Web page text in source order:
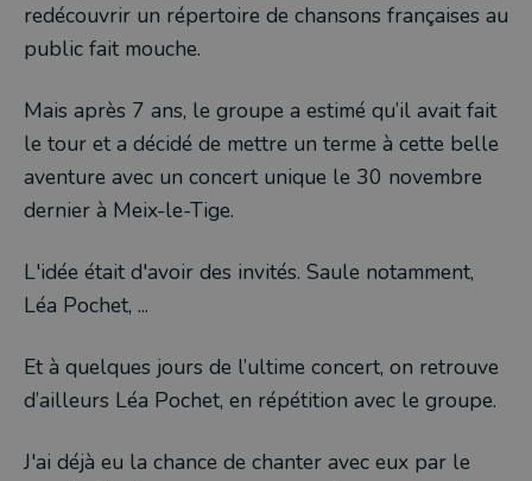
redécouvrir un répertoire de chansons françaises au
public fait mouche.
Mais après 7 ans, le groupe a estimé qu’il avait fait
le tour et a décidé de mettre un terme à cette belle
aventure avec un concert unique le 30 novembre
dernier à Meix-le-Tige.
L'idée était d'avoir des invités. Saule notamment,
Léa Pochet, ...
Et à quelques jours de l’ultime concert, on retrouve
d’ailleurs Léa Pochet, en répétition avec le groupe.
J'ai déjà eu la chance de chanter avec eux par le